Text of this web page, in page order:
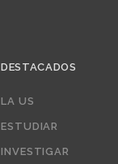
DESTACADOS
LA US
ESTUDIAR
INVESTIGAR